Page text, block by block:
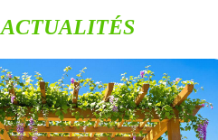
ACTUALITÉS